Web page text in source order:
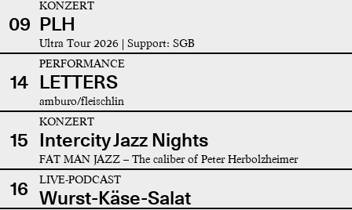
09
KONZERT
PLH
Ultra Tour 2026 | Support: SGB
14
PERFORMANCE
LETTERS
amburo/fleischlin
15
KONZERT
Intercity Jazz Nights
FAT MAN JAZZ – The caliber of Peter Herbolzheimer
16 LIVE-PODCAST
Wurst-Käse-Salat